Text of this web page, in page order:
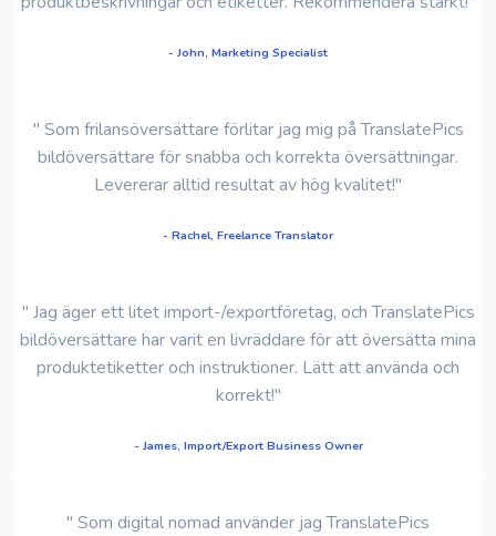
- John, Marketing Specialist
" Som frilansöversättare förlitar jag mig på TranslatePics
bildöversättare för snabba och korrekta översättningar.
Levererar alltid resultat av hög kvalitet!"
- Rachel, Freelance Translator
" Jag äger ett litet import-/exportföretag, och TranslatePics
bildöversättare har varit en livräddare för att översätta mina
produktetiketter och instruktioner. Lätt att använda och
korrekt!"
- James, Import/Export Business Owner
" Som digital nomad använder jag TranslatePics